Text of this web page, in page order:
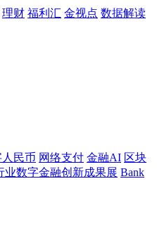
理财 福利汇 金视点 数据解读
民币 网络支付 金融AI 区块
业数字金融创新成果展 Bank